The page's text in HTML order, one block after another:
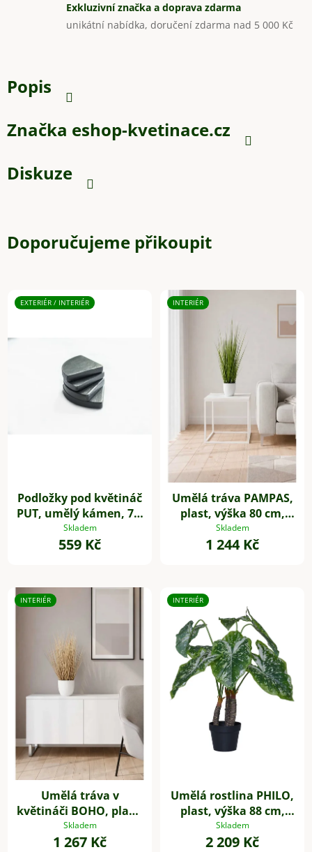
Exkluzivní značka a doprava zdarma
unikátní nabídka, doručení zdarma nad 5 000 Kč
Popis
Značka eshop-kvetinace.cz
Diskuze
Doporučujeme přikoupit
EXTERIÉR / INTERIÉR
Podložky pod květináč
PUT, umělý kámen, 7 x
7 cm, 4-set, šedé
Skladem
559 Kč
INTERIÉR
Umělá tráva PAMPAS,
plast, výška 80 cm,
zelená
Skladem
1 244 Kč
INTERIÉR
Umělá tráva v
květináči BOHO, plast,
výška 54 cm, béžová
Skladem
1 267 Kč
INTERIÉR
Umělá rostlina PHILO,
plast, výška 88 cm,
zelená
Skladem
2 209 Kč